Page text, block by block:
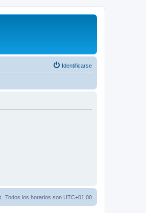
Identificarse
Todos los horarios son UTC+01:00